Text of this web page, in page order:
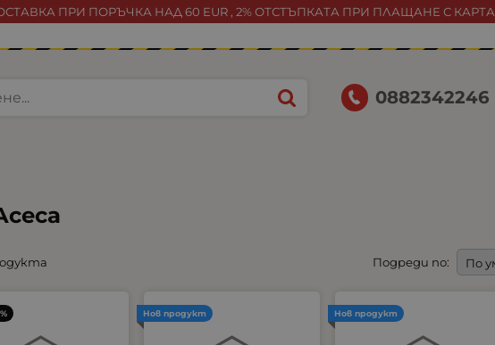
ПРИ ПОРЪЧКА НАД 60 EUR , 2% ОТСТЪПКАТА ПРИ ПЛАЩАНЕ С КАРТА
0882342246
Подреди по:
Нов продукт Нов продукт